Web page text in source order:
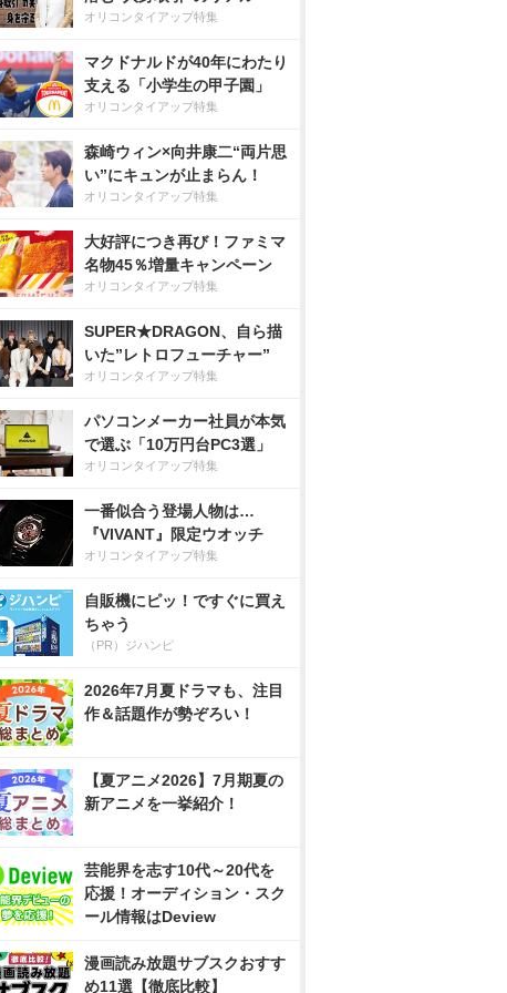
オリコンタイアップ特集
マクドナルドが40年にわたり
支える「小学生の甲子園」
オリコンタイアップ特集
森崎ウィン×向井康二“両片思
い”にキュンが止まらん！
オリコンタイアップ特集
大好評につき再び！ファミマ
名物45％増量キャンペーン
オリコンタイアップ特集
SUPER★DRAGON、自ら描
いた”レトロフューチャー”
オリコンタイアップ特集
パソコンメーカー社員が本気
で選ぶ「10万円台PC3選」
オリコンタイアップ特集
一番似合う登場人物は…
『VIVANT』限定ウオッチ
オリコンタイアップ特集
自販機にピッ！ですぐに買え
ちゃう
（PR）ジハンピ
2026年7月夏ドラマも、注目
作＆話題作が勢ぞろい！
【夏アニメ2026】7月期夏の
新アニメを一挙紹介！
芸能界を志す10代～20代を
応援！オーディション・スク
ール情報はDeview
漫画読み放題サブスクおすす
め11選【徹底比較】